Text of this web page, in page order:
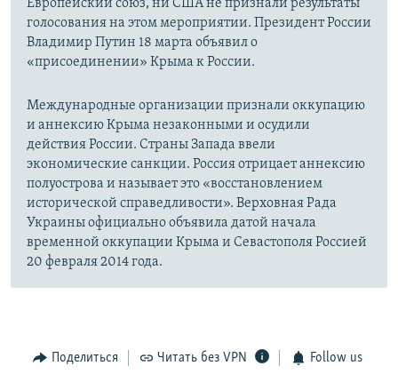
Европейский союз, ни США не признали результаты
голосования на этом мероприятии. Президент России
Владимир Путин 18 марта объявил о
«присоединении» Крыма к России.
Международные организации признали оккупацию
и аннексию Крыма незаконными и осудили
действия России. Страны Запада ввели
экономические санкции. Россия отрицает аннексию
полуострова и называет это «восстановлением
исторической справедливости». Верховная Рада
Украины официально объявила датой начала
временной оккупации Крыма и Севастополя Россией
20 февраля 2014 года.
Поделиться Читать без VPN Follow us